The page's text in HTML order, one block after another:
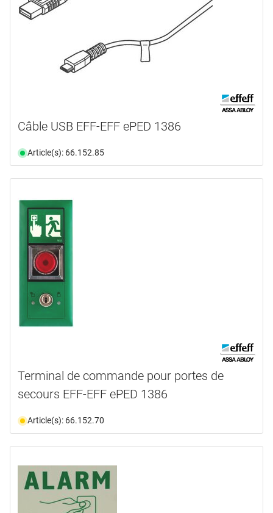
Câble USB EFF-EFF ePED 1386
Article(s): 66.152.85
Terminal de commande pour portes de
secours EFF-EFF ePED 1386
Article(s): 66.152.70